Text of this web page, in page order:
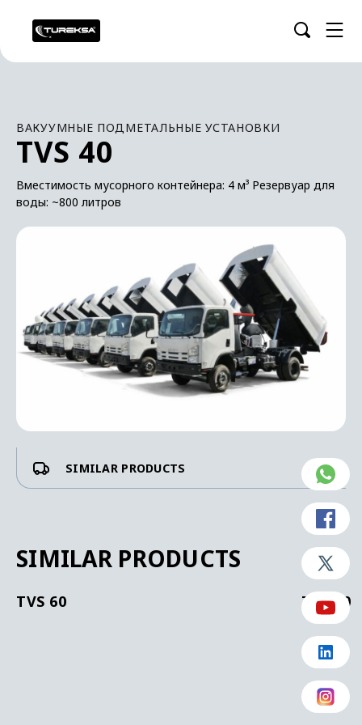
ВАКУУМНЫЕ ПОДМЕТАЛЬНЫЕ УСТАНОВКИ
TVS 40
Вместимость мусорного контейнера: 4 м³ Резервуар для
воды: ~800 литров
SIMILAR PRODUCTS
SIMILAR PRODUCTS
TVS 60 TVS 80